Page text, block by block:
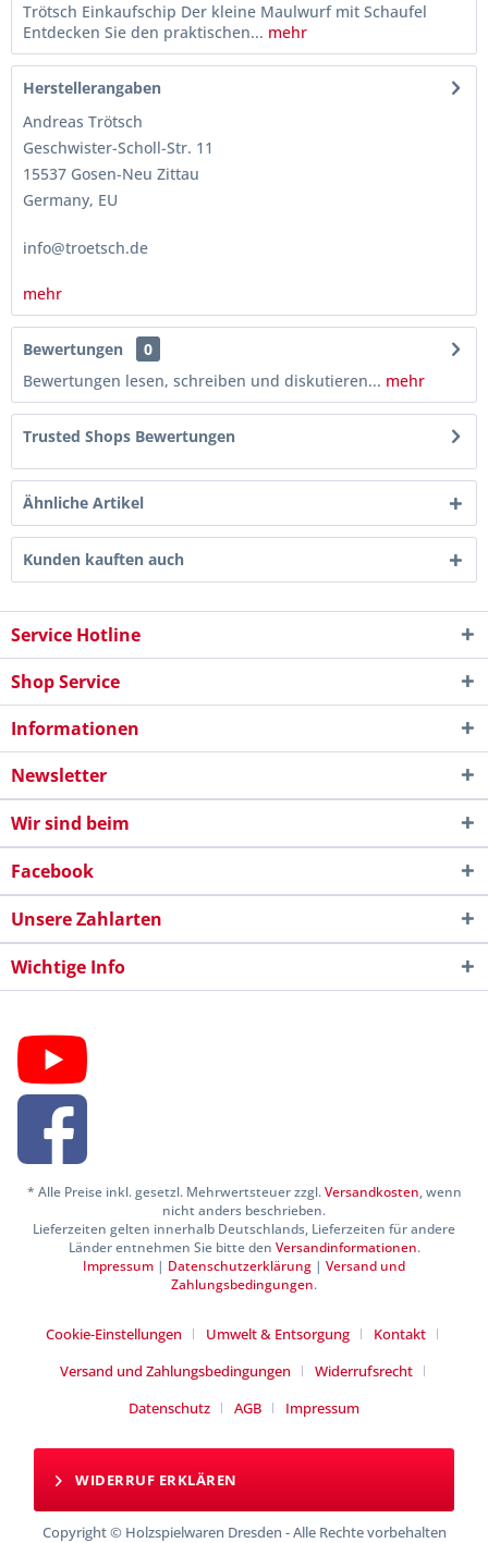
Trötsch Einkaufschip Der kleine Maulwurf mit Schaufel
Entdecken Sie den praktischen... mehr
Herstellerangaben
Andreas Trötsch
Geschwister-Scholl-Str. 11
15537 Gosen-Neu Zittau
Germany, EU
info@troetsch.de
mehr
Bewertungen
0
Bewertungen lesen, schreiben und diskutieren... mehr
Trusted Shops Bewertungen
Ähnliche Artikel
Kunden kauften auch
Service Hotline
Shop Service
Informationen
Newsletter
Wir sind beim
Facebook
Unsere Zahlarten
Wichtige Info
* Alle Preise inkl. gesetzl. Mehrwertsteuer zzgl.Versandkosten, wenn
nicht anders beschrieben.
Lieferzeiten gelten innerhalb Deutschlands, Lieferzeiten für andere
Länder entnehmen Sie bitte den Versandinformationen.
Impressum | Datenschutzerklärung | Versand und
Zahlungsbedingungen.
Cookie-Einstellungen Umwelt & Entsorgung
Kontakt
Versand und Zahlungsbedingungen
Widerrufsrecht
Datenschutz
AGB Impressum
WIDERRUF ERKLÄREN
Copyright © Holzspielwaren Dresden - Alle Rechte vorbehalten